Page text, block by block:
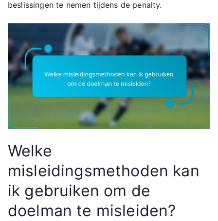
beslissingen te nemen tijdens de penalty.
Welke
misleidingsmethoden kan
ik gebruiken om de
doelman te misleiden?